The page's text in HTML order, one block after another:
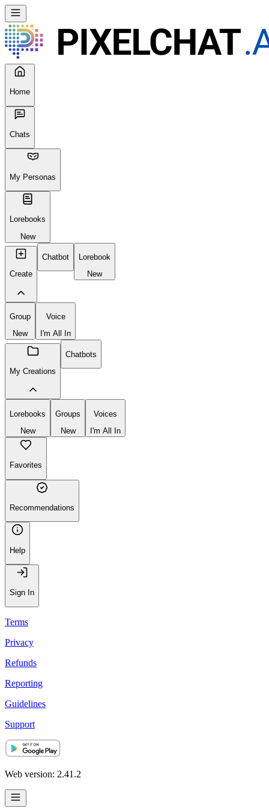
Home
Chats
My Personas
Lorebooks
New
Create
Chatbot
Lorebook
New
Group
New
Voice
I'm All In
My Creations
Chatbots
Lorebooks
New
Groups
New
Voices
I'm All In
Favorites
Recommendations
Help
Sign In
Terms
Privacy
Refunds
Reporting
Guidelines
Support
Web version: 2.41.2